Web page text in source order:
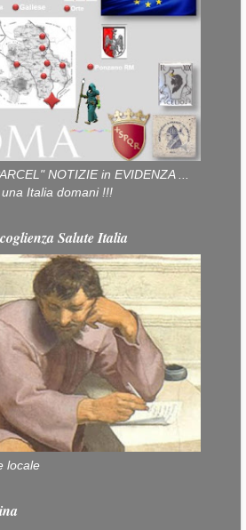
NOTIZIE in EVIDENZA ...
Italia domani !!!
Salute Italia
locale